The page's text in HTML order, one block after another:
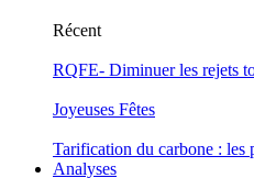
Récent
RQFE- Diminuer les rejets
Joyeuses Fêtes
Tarification du carbone : les
Analyses